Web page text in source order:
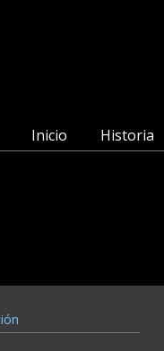
Inicio Historia